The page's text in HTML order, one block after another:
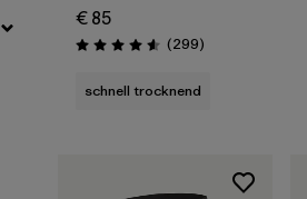
€ 85
Bewertung: 4.5 / 5
(299Rezensionen
)
schnell trocknend